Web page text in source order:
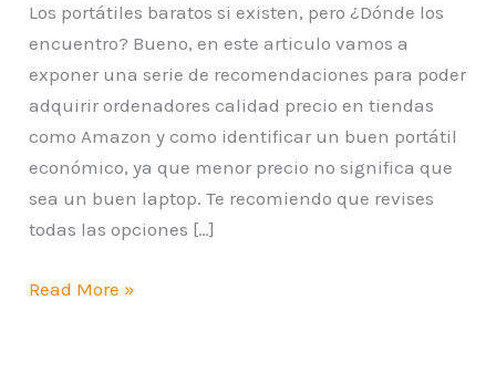
Los portátiles baratos si existen, pero ¿Dónde los
encuentro? Bueno, en este articulo vamos a
exponer una serie de recomendaciones para poder
adquirir ordenadores calidad precio en tiendas
como Amazon y como identificar un buen portátil
económico, ya que menor precio no significa que
sea un buen laptop. Te recomiendo que revises
todas las opciones […]
Read More »